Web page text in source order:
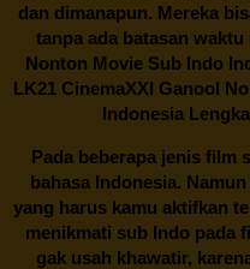
dan dimanapun. Mereka
tanpa ada batasan waktu
Nonton Movie Sub Indo
LK21 CinemaXXI Ganool
Indonesia
Pada beberapa jenis film
bahasa Indonesia.
yang harus kamu aktifkan
menikmati sub Indo pada
gak usah khawatir,